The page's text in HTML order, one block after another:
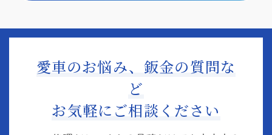
愛車のお悩み、鈑金の質問な
ど
お気軽にご相談ください